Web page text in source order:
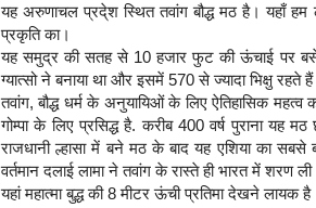
यह अरुणाचल प्रदे्श स्थित तवांग बौद्ध मठ है। यहाँ
प्रकृति का।
यह समुद्र की सतह से 10 हजार फुट की ऊंचाई पर
ग्यात्सो ने बनाया था और इसमें 570 से ज्यादा भिक्षु रहते
तवांग, बौद्ध धर्म के अनुयायिओं के लिए ऐतिहासिक
गोम्पा के लिए प्रसिद्ध है. करीब 400 वर्ष पुराना यह
राजधानी ल्हासा में बने मठ के बाद यह एशिया का
वर्तमान दलाई लामा ने तवांग के रास्ते ही भारत में शरण ली
यहां महात्मा बुद्ध की 8 मीटर ऊंची प्रतिमा देखने लायक